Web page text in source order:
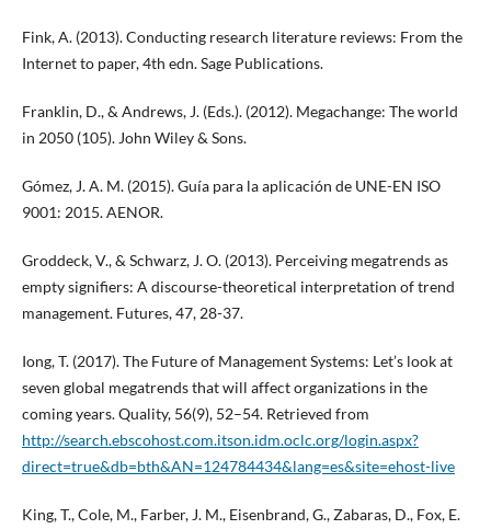
Fink, A. (2013). Conducting research literature reviews: From the
Internet to paper, 4th edn. Sage Publications.
Franklin, D., & Andrews, J. (Eds.). (2012). Megachange: The world
in 2050 (105). John Wiley & Sons.
Gómez, J. A. M. (2015). Guía para la aplicación de UNE-EN ISO
9001: 2015. AENOR.
Groddeck, V., & Schwarz, J. O. (2013). Perceiving megatrends as
empty signifiers: A discourse-theoretical interpretation of trend
management. Futures, 47, 28-37.
Iong, T. (2017). The Future of Management Systems: Let’s look at
seven global megatrends that will affect organizations in the
coming years. Quality, 56(9), 52–54. Retrieved from
http://search.ebscohost.com.itson.idm.oclc.org/login.aspx?
direct=true&db=bth&AN=124784434&lang=es&site=ehost-live
King, T., Cole, M., Farber, J. M., Eisenbrand, G., Zabaras, D., Fox, E.